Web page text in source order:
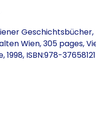
Geschichtsbücher,
Wien, 305 pages,
ISBN:978-